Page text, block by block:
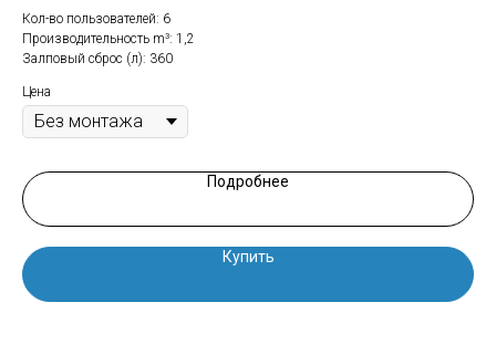
Кол-во пользователей: 6
Производительность m³: 1,2
Залповый сброс (л): 360
Цена
Подробнее
Купить